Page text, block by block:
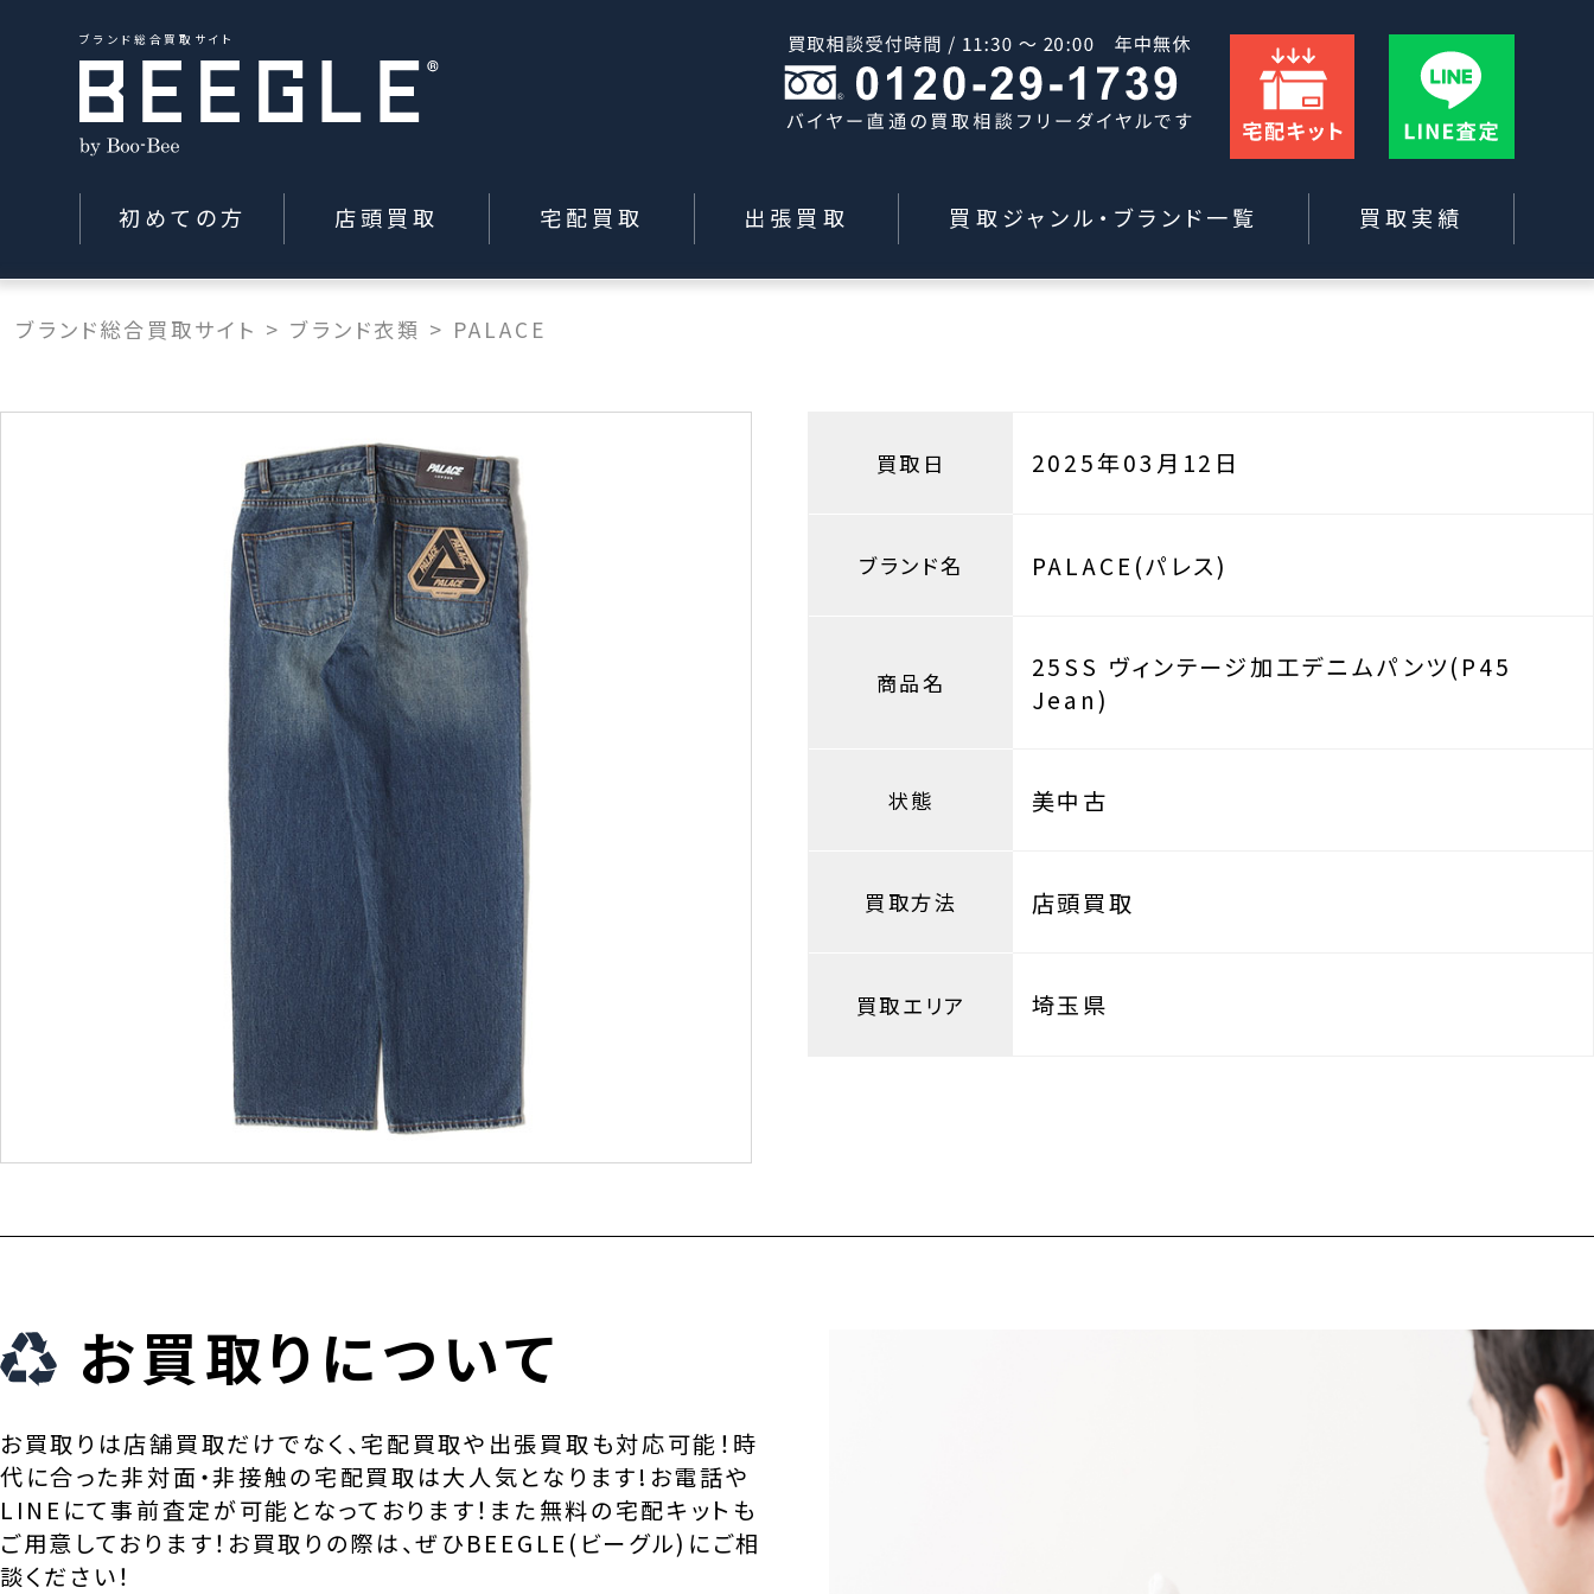
ブランド総合買取サイト
初めての方 店頭買取 宅配買取 出張買取 買取ジャンル・ブランド一覧 買取実績
ブランド総合買取サイト > ブランド衣類 > PALACE
買取日 2025年03月12日
ブランド名 PALACE(パレス)
商品名
25SS ヴィンテージ加工デニムパンツ(P45
Jean)
状態 美中古
買取方法 店頭買取
買取エリア 埼玉県
お買取りについて
お買取りは店舗買取だけでなく、宅配買取や出張買取も対応可能！時
代に合った非対面・非接触の宅配買取は大人気となります!お電話や
LINEにて事前査定が可能となっております！また無料の宅配キットも
ご用意しております！お買取りの際は、ぜひBEEGLE(ビーグル)にご相
談ください！